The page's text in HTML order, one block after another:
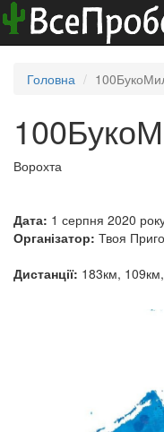
Головна
Ворохта
Дата: 1 серпня 2020
Організатор: Твоя
Дистанції: 183км,